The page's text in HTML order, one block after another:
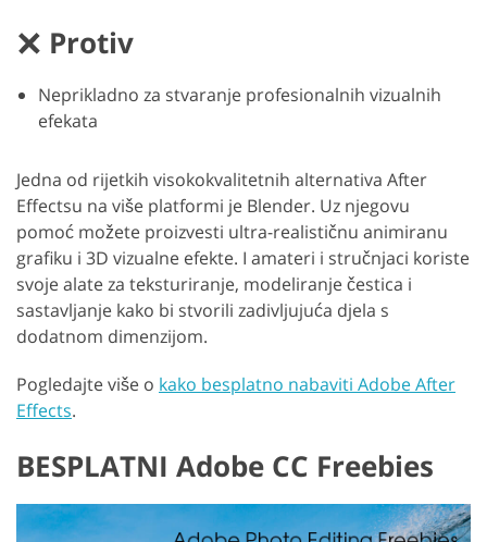
Protiv
Neprikladno za stvaranje profesionalnih vizualnih
efekata
Jedna od rijetkih visokokvalitetnih alternativa After
Effectsu na više platformi je Blender. Uz njegovu
pomoć možete proizvesti ultra-realističnu animiranu
grafiku i 3D vizualne efekte. I amateri i stručnjaci koriste
svoje alate za teksturiranje, modeliranje čestica i
sastavljanje kako bi stvorili zadivljujuća djela s
dodatnom dimenzijom.
Pogledajte više o kako besplatno nabaviti Adobe After
Effects.
BESPLATNI Adobe CC Freebies